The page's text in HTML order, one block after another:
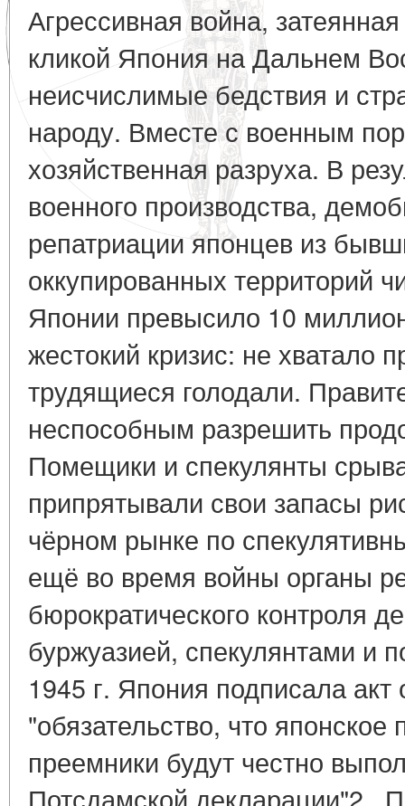
Агрессивная война,
кликой Япония на Дальнем
неисчислимые бедствия и
народу. Вместе с военным
хозяйственная разруха. В
военного производства,
репатриации японцев из
оккупированных территорий
Японии превысило 10
жестокий кризис: не хватало
трудящиеся голодали.
неспособным разрешить
Помещики и спекулянты
припрятывали свои запасы
чёрном рынке по
ещё во время войны органы
бюрократического контроля
буржуазией, спекулянтами и
1945 г. Япония подписала
"обязательство, что японское
преемники будут честно
Потсдамской декларации"2 .